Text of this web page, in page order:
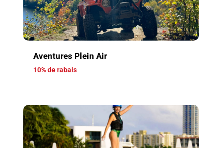
Aventures Plein Air
10% de rabais